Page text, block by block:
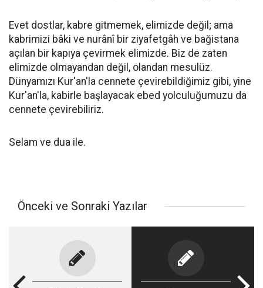
Evet dostlar, kabre gitmemek, elimizde değil; ama
kabrimizi bâki ve nurânî bir ziyafetgâh ve bağistana
açılan bir kapıya çevirmek elimizde. Biz de zaten
elimizde olmayandan değil, olandan mesulüz.
Dünyamızı Kur'an'la cennete çevirebildiğimiz gibi, yine
Kur'an'la, kabirle başlayacak ebed yolculuğumuzu da
cennete çevirebiliriz.
Selam ve dua ile.
Önceki ve Sonraki Yazılar